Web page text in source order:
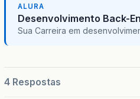
ALURA
Desenvolvimento Back-
Sua Carreira em
4 Respostas